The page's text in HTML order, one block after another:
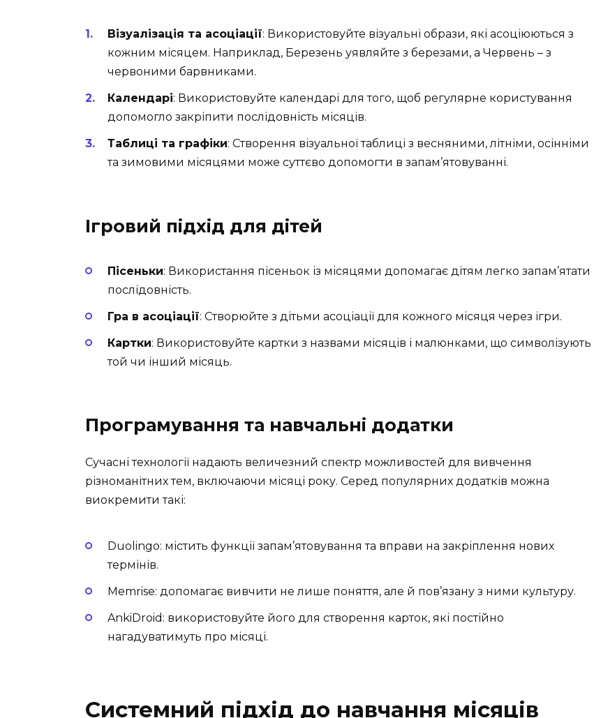
Візуалізація та асоціації: Використовуйте візуальні образи, які асоціюються з
кожним місяцем. Наприклад, Березень уявляйте з березами, а Червень – з
червоними барвниками.
Календарі: Використовуйте календарі для того, щоб регулярне користування
допомогло закріпити послідовність місяців.
Таблиці та графіки: Створення візуальної таблиці з весняними, літніми, осінніми
та зимовими місяцями може суттєво допомогти в запам’ятовуванні.
Ігровий підхід для дітей
Пісеньки: Використання пісеньок із місяцями допомагає дітям легко запам’ятати
послідовність.
Гра в асоціації: Створюйте з дітьми асоціації для кожного місяця через ігри.
Картки: Використовуйте картки з назвами місяців і малюнками, що символізують
той чи інший місяць.
Програмування та навчальні додатки
Сучасні технології надають величезний спектр можливостей для вивчення
різноманітних тем, включаючи місяці року. Серед популярних додатків можна
виокремити такі:
Duolingo: містить функції запам’ятовування та вправи на закріплення нових
термінів.
Memrise: допомагає вивчити не лише поняття, але й пов’язану з ними культуру.
AnkiDroid: використовуйте його для створення карток, які постійно
нагадуватимуть про місяці.
Системний підхід до навчання місяців